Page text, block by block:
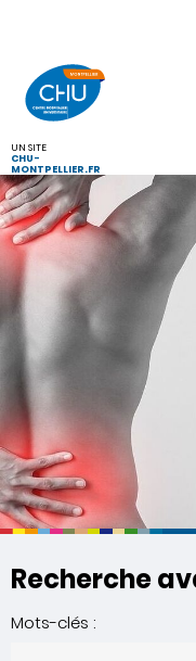
UN SITE
CHU-
MONTPELLIER.FR
Recherche
Mots-clés :